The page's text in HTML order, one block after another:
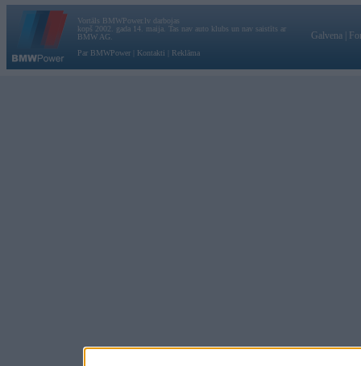
Vortāls BMWPower.lv darbojas
kopš 2002. gada 14. maija. Tas nav auto klubs un nav saistīts ar
BMW AG.
Par BMWPower
Kontakti Reklāma
Galvena